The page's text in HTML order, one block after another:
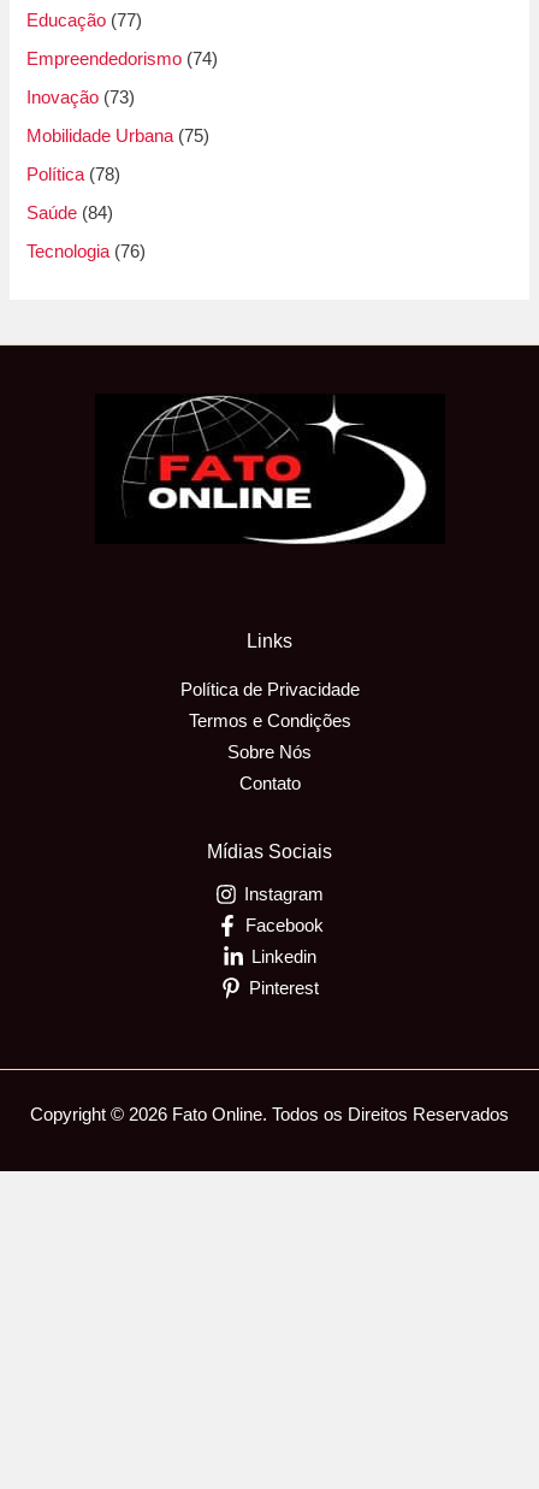
Educação (77)
Empreendedorismo (74)
Inovação (73)
Mobilidade Urbana (75)
Política (78)
Saúde (84)
Tecnologia (76)
Links
Política de Privacidade
Termos e Condições
Sobre Nós
Contato
Mídias Sociais
Instagram
Facebook
Linkedin
Pinterest
Copyright © 2026 Fato Online. Todos os Direitos Reservados